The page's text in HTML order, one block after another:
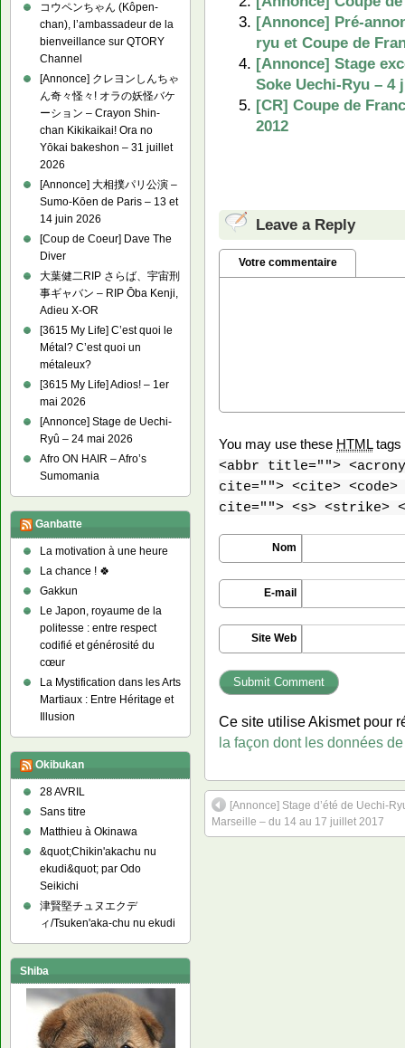
[Annonce] Pré-
ryu et Coupe de
[Annonce] Stage
Soke Uechi-Ryu – 4
[CR] Coupe de
2012
Leave a Reply
Votre commentaire
You may use these HTMLtags
<abbr title="">
cite=""> <cite> <code>
cite=""> <s> <strike>
Nom
E-mail
Site Web
Ce site utilise Akismet pour
la façon dont les données
[Annonce] Stage d’été de Uechi-
Marseille – du 14 au 17 juillet 2017
コウペンちゃん (Kôpen-
chan), l’ambassadeur de la
bienveillance sur QTORY
Channel
[Annonce] クレヨンしんちゃ
ん奇々怪々! オラの妖怪バケ
ーション – Crayon Shin-
chan Kikikaikai! Ora no
Yōkai bakeshon – 31 juillet
2026
[Annonce] 大相撲パリ公演 –
Sumo-Kōen de Paris – 13 et
14 juin 2026
[Coup de Coeur] Dave The
Diver
大葉健二RIP さらば、宇宙刑
事ギャバン – RIP Ōba Kenji,
Adieu X-OR
[3615 My Life] C’est quoi le
Métal? C’est quoi un
métaleux?
[3615 My Life] Adios! – 1er
mai 2026
[Annonce] Stage de Uechi-
Ryû – 24 mai 2026
Afro ON HAIR – Afro’s
Sumomania
Ganbatte
La motivation à une heure
La chance ! 🍀
Gakkun
Le Japon, royaume de la
politesse : entre respect
codifié et générosité du
cœur
La Mystification dans les Arts
Martiaux : Entre Héritage et
Illusion
Okibukan
28 AVRIL
Sans titre
Matthieu à Okinawa
&quot;Chikin'akachu nu
ekudi&quot; par Odo
Seikichi
津賢堅チュヌエクデ
ィ/Tsuken'aka-chu nu ekudi
Shiba